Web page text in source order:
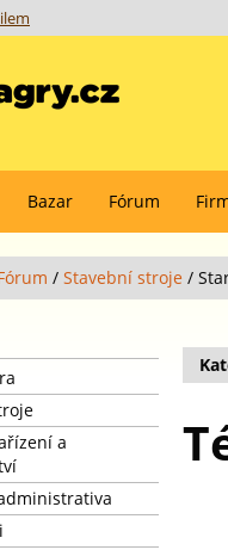
Bazar Fórum
/ Stavební stroje /
a